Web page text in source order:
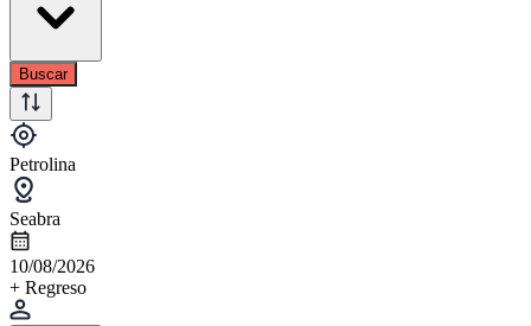
Buscar
Petrolina
Seabra
10/08/2026
+ Regreso